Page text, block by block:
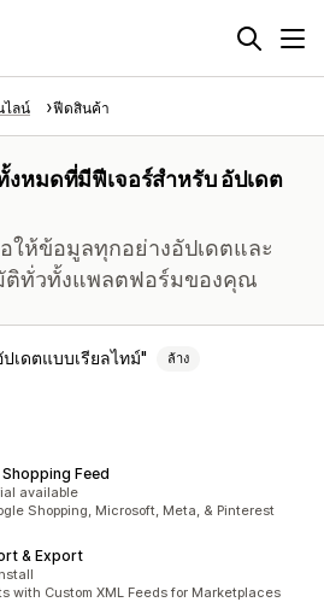
ไลน์ ฟีดสินค้า
หมดที่มีฟีเจอร์สำหรับ อัปเดต
ให้ข้อมูลทุกอย่างอัปเดตและ
ติทั่วทั้งแพลตฟอร์มของคุณ
ปเดตแบบเรียลไทม์ ล้าง
Feed
available
Shopping, Microsoft, Meta, & Pinterest
& Export
with Custom XML Feeds for Marketplaces